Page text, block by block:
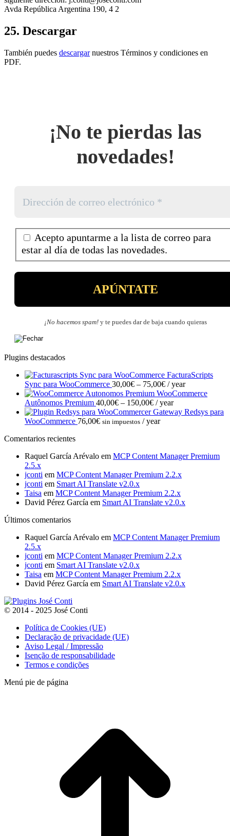
Avda República Argentina 190, 4 2
25. Descargar
También puedes descargarnuestros Términos y condiciones en
PDF.
¡No te pierdas las
novedades!
Acepto apuntarme a la lista de correo para
estar al día de todas las novedades.
¡No hacemos spam!y te puedes dar de baja cuando quieras
Plugins destacados
FacturaScripts
Sync para WooCommerce 30,00€ – 75,00€Price
range:
30,00€
through
/ year
WooCommerce
Autônomos Premium 40,00€ – 150,00€Price
range:
40,00€
/ year
Gateway Redsys para
WooCommerce 76,00€ sin impuestos / year
Comentarios recientes
Raquel García Arévalo em MCP Content Manager Premium
2.5.x
jconti em MCP Content Manager Premium 2.2.x
jconti em Smart AI Translate v2.0.x
Taisa em MCP Content Manager Premium 2.2.x
David Pérez García em Smart AI Translate v2.0.x
Últimos comentarios
Raquel García Arévalo em MCP Content Manager Premium
2.5.x
jconti em MCP Content Manager Premium 2.2.x
jconti em Smart AI Translate v2.0.x
Taisa em MCP Content Manager Premium 2.2.x
David Pérez García em Smart AI Translate v2.0.x
© 2014 - 2025 José Conti
Política de Cookies (UE)
Declaração de privacidade (UE)
Aviso Legal / Impressão
Isenção de responsabilidade
Termos e condições
Menú pie de página